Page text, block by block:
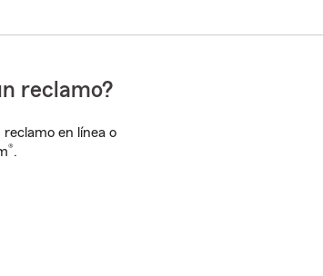
reclamo?
reclamo en línea o
®.